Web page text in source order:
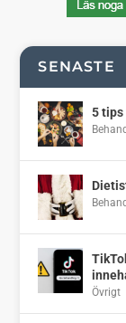
SENASTE
5
Övrigt